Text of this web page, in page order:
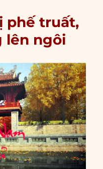
phế truất,
lên ngôi